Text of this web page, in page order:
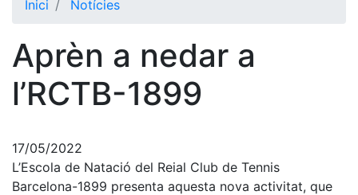
Història
La nostra
història
Presidents
Organització
Inici Notícies
Aprèn a nedar a
l’RCTB-1899
17/05/2022
L’Escola de Natació del Reial Club de Tennis
Barcelona-1899 presenta aquesta nova activitat, que